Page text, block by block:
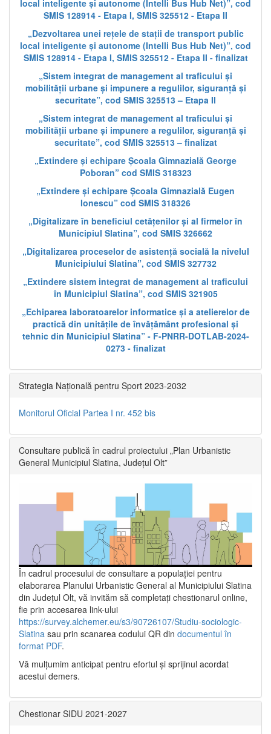
local inteligente și autonome (Intelli Bus Hub Net)”, cod
SMIS 128914 - Etapa I, SMIS 325512 - Etapa II
„Dezvoltarea unei rețele de stații de transport public
local inteligente și autonome (Intelli Bus Hub Net)”, cod
SMIS 128914 - Etapa I, SMIS 325512 - Etapa II - finalizat
„Sistem integrat de management al traficului și
mobilității urbane și impunere a regulilor, siguranță și
securitate”, cod SMIS 325513 – Etapa II
„Sistem integrat de management al traficului și
mobilității urbane și impunere a regulilor, siguranță și
securitate”, cod SMIS 325513 – finalizat
„Extindere și echipare Școala Gimnazială George
Poboran” cod SMIS 318323
„Extindere și echipare Școala Gimnazială Eugen
Ionescu” cod SMIS 318326
„Digitalizare în beneficiul cetățenilor și al firmelor în
Municipiul Slatina”, cod SMIS 326662
„Digitalizarea proceselor de asistență socială la nivelul
Municipiului Slatina”, cod SMIS 327732
„Extindere sistem integrat de management al traficului
în Municipiul Slatina”, cod SMIS 321905
„Echiparea laboratoarelor informatice și a atelierelor de
practică din unitățile de învățământ profesional și
tehnic din Municipiul Slatina” - F-PNRR-DOTLAB-2024-
0273 - finalizat
Strategia Națională pentru Sport 2023-2032
Monitorul Oficial Partea I nr. 452 bis
Consultare publică în cadrul proiectului „Plan Urbanistic
General Municipiul Slatina, Județul Olt”
În cadrul procesului de consultare a populaţiei pentru
elaborarea Planului Urbanistic General al Municipiului Slatina
din Județul Olt, vă invităm să completați chestionarul online,
fie prin accesarea link-ului
https://survey.alchemer.eu/s3/90726107/Studiu-sociologic-
Slatina sau prin scanarea codului QR din documentul în
format PDF.
Vă mulţumim anticipat pentru efortul şi sprijinul acordat
acestui demers.
Chestionar SIDU 2021-2027